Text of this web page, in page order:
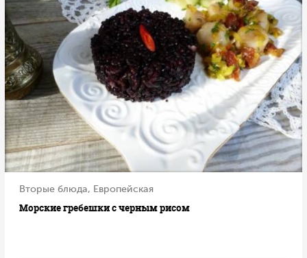
Вторые блюда, Европейская
Морские гребешки с черным рисом